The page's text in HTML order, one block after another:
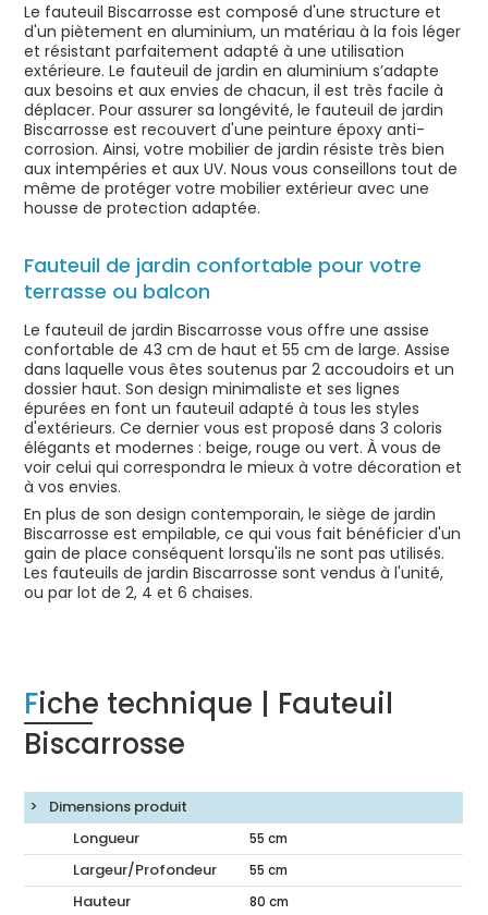
Le fauteuil Biscarrosse est composé d'une structure et
d'un piètement en aluminium, un matériau à la fois léger
et résistant parfaitement adapté à une utilisation
extérieure. Le fauteuil de jardin en aluminium s’adapte
aux besoins et aux envies de chacun, il est très facile à
déplacer. Pour assurer sa longévité, le fauteuil de jardin
Biscarrosse est recouvert d'une peinture époxy anti-
corrosion. Ainsi, votre mobilier de jardin résiste très bien
aux intempéries et aux UV. Nous vous conseillons tout de
même de protéger votre mobilier extérieur avec une
housse de protection adaptée.
Fauteuil de jardin confortable pour votre
terrasse ou balcon
Le fauteuil de jardin Biscarrosse vous offre une assise
confortable de 43 cm de haut et 55 cm de large. Assise
dans laquelle vous êtes soutenus par 2 accoudoirs et un
dossier haut. Son design minimaliste et ses lignes
épurées en font un fauteuil adapté à tous les styles
d'extérieurs. Ce dernier vous est proposé dans 3 coloris
élégants et modernes : beige, rouge ou vert. À vous de
voir celui qui correspondra le mieux à votre décoration et
à vos envies.
En plus de son design contemporain, le siège de jardin
Biscarrosse est empilable, ce qui vous fait bénéficier d'un
gain de place conséquent lorsqu'ils ne sont pas utilisés.
Les fauteuils de jardin Biscarrosse sont vendus à l'unité,
ou par lot de 2, 4 et 6 chaises.
Fiche technique | Fauteuil
Biscarrosse
Dimensions produit
Longueur
55 cm
Largeur/Profondeur 55 cm
Hauteur 80 cm